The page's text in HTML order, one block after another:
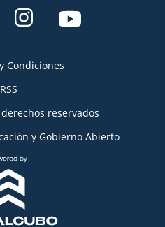
Condiciones
RSS
reservados
y Gobierno Abierto